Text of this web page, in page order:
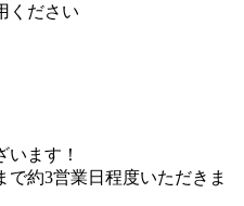
ください
います！
約3営業日程度いただきま